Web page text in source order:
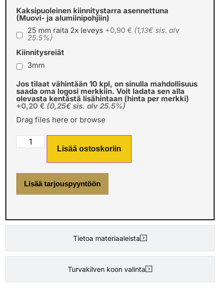
Tietoa materiaaleista
Turvakilven koon valinta
Kaksipuoleinen kiinnitystarra asennettuna
(Muovi- ja alumiinipohjiin)
25 mm raita 2x leveys +0,90 € (1,13€ sis. alv
25.5%)
Kiinnitysreiät
3mm
Jos tilaat vähintään 10 kpl, on sinulla mahdollisuus
saada oma logosi merkkiin. Voit ladata sen alla
olevasta kentästä lisähintaan (hinta per merkki)
+0,20 € (0,25€ sis. alv 25.5%)
Drag files here or browse
Lisää ostoskoriin
Lisää tarjouspyyntöön